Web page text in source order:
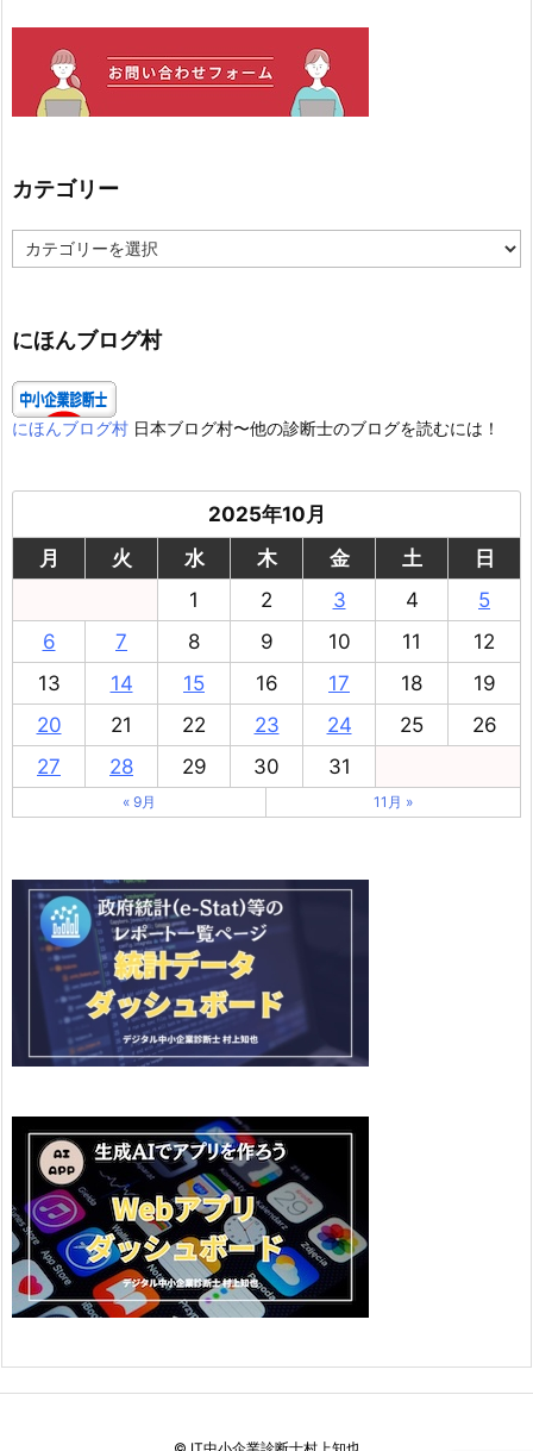
カテゴリー
テ
ー
にほんブログ村
にほんブログ村 日本ブログ村〜他の診断士のブログを読むには！
2025年10月
月
火 水 木 金 土
日
1
2 3 4
5
6
7 8 9 10 11
12
13
14 15 16 17 18
19
20
21 22 23 24 25
26
27
28 29 30 31
« 9月 11月 »